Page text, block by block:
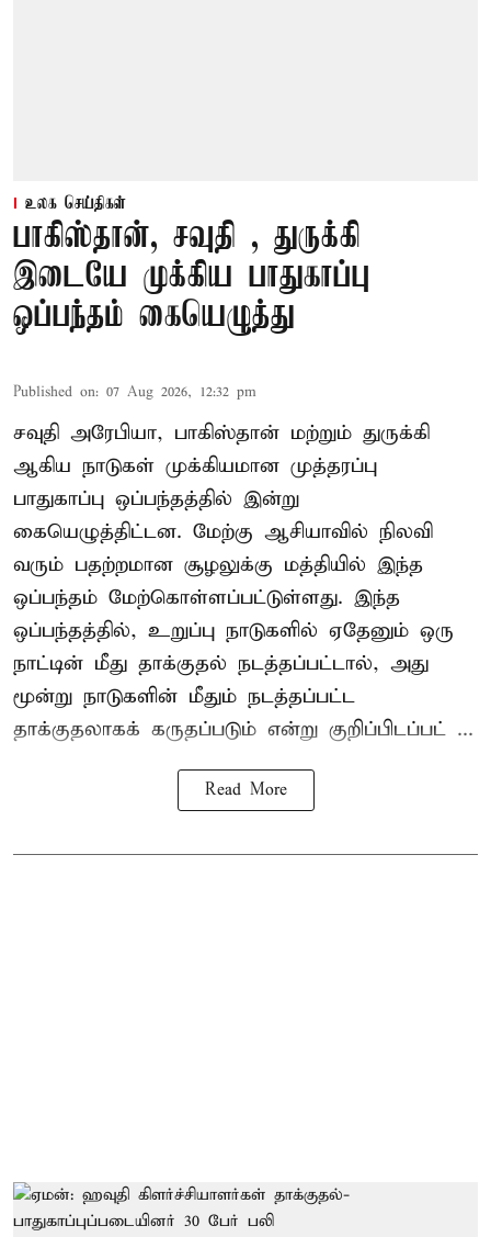
உலக செய்திகள்
பாகிஸ்தான், சவுதி , துருக்கி
இடையே முக்கிய பாதுகாப்பு
ஒப்பந்தம் கையெழுத்து
Published on: 07 Aug 2026, 12:32 pm
சவுதி அரேபியா, பாகிஸ்தான் மற்றும் துருக்கி
ஆகிய நாடுகள் முக்கியமான முத்தரப்பு
பாதுகாப்பு ஒப்பந்தத்தில் இன்று
கையெழுத்திட்டன. மேற்கு ஆசியாவில் நிலவி
வரும் பதற்றமான சூழலுக்கு மத்தியில் இந்த
ஒப்பந்தம் மேற்கொள்ளப்பட்டுள்ளது. இந்த
ஒப்பந்தத்தில், உறுப்பு நாடுகளில் ஏதேனும் ஒரு
நாட்டின் மீது தாக்குதல் நடத்தப்பட்டால், அது
மூன்று நாடுகளின் மீதும் நடத்தப்பட்ட
தாக்குதலாகக் கருதப்படும் என்று குறிப்பிடப்பட் ...
Read More